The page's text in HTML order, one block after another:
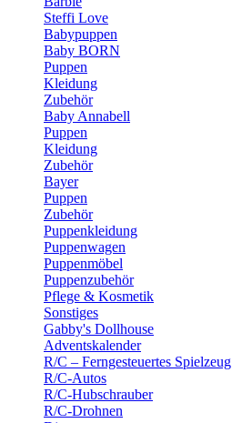
Steffi Love
Babypuppen
Baby BORN
Puppen
Kleidung
Zubehör
Baby Annabell
Puppen
Kleidung
Zubehör
Bayer
Puppen
Zubehör
Puppenkleidung
Puppenwagen
Puppenmöbel
Puppenzubehör
Pflege & Kosmetik
Sonstiges
Gabby's Dollhouse
Adventskalender
R/C – Ferngesteuertes Spielzeug
R/C-Autos
R/C-Hubschrauber
R/C-Drohnen